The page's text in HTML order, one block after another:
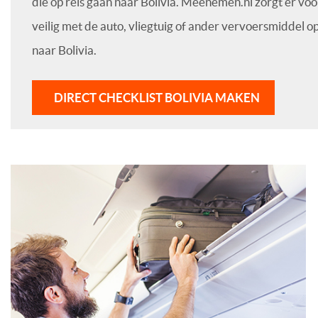
veilig met de auto, vliegtuig of ander vervoersmiddel
naar Bolivia.
DIRECT CHECKLIST BOLIVIA MAKEN